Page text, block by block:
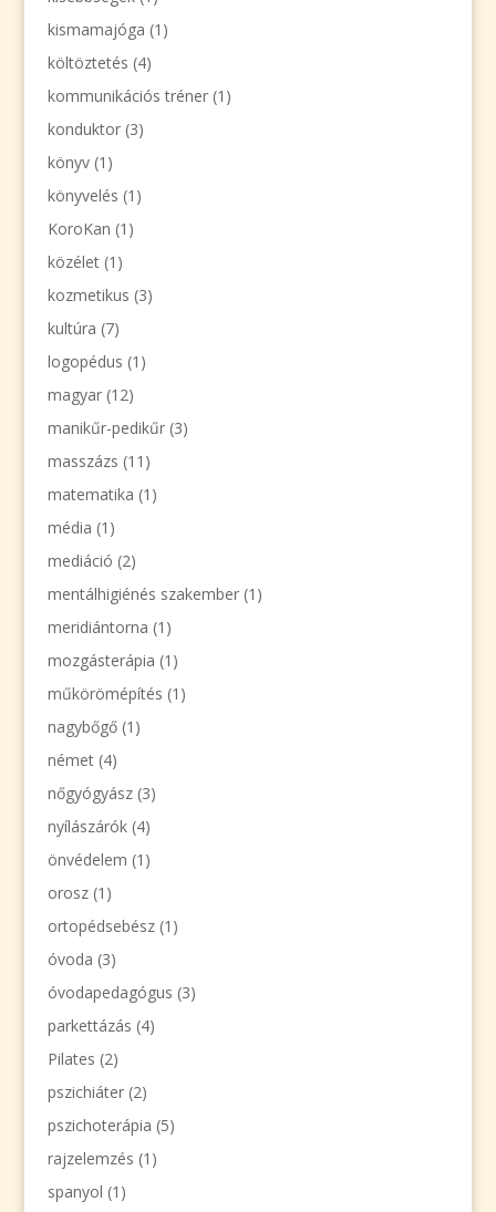
kismamajóga (1)
költöztetés (4)
kommunikációs tréner(1)
konduktor(3)
könyv(1)
könyvelés (1)
KoroKan (1)
közélet(1)
kozmetikus (3)
kultúra (7)
logopédus (1)
magyar(12)
manikűr-pedikűr(3)
masszázs (11)
matematika (1)
média (1)
mediáció (2)
mentálhigiénés szakember(1)
meridiántorna (1)
mozgásterápia (1)
műkörömépítés (1)
nagybőgő(1)
német(4)
nőgyógyász(3)
nyílászárók(4)
önvédelem (1)
orosz(1)
ortopédsebész(1)
óvoda (3)
óvodapedagógus (3)
parkettázás (4)
Pilates (2)
pszichiáter(2)
pszichoterápia (5)
rajzelemzés (1)
spanyol (1)